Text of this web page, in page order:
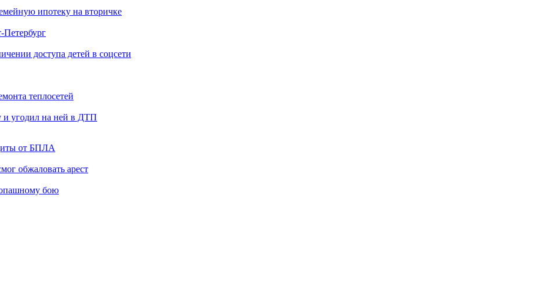
ипотеку на вторичке
доступа детей в соцсети
теплосетей
и угодил на ней в ДТП
от БПЛА
обжаловать арест
бою